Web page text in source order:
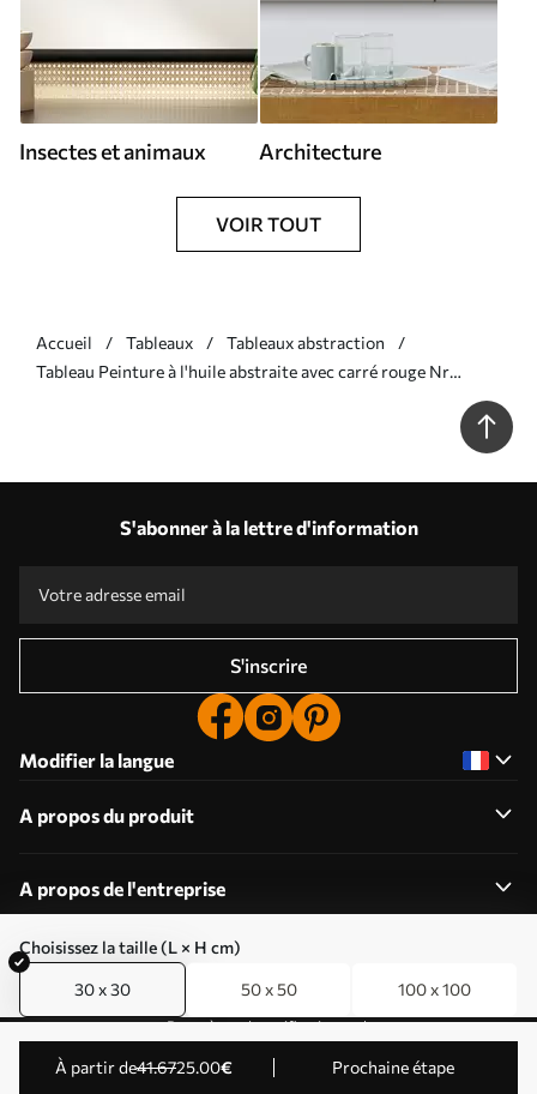
Choisissez la taille (L × H cm)
30 x 30 50 x 50 100 x 100
à partir de41.6725.00€ Prochaine étape
Insectes et animaux Architecture
VOIR TOUT
Accueil Tableaux
Tableaux abstraction
Tableau Peinture à l'huile abstraite avec carré rouge Nr
S'abonner à la lettre d'information
S'inscrire
Modifier la langue
A propos du produit
A propos de l'entreprise
Modifier les autorisations relatives aux cookies
Paramètres de notification push
© 2011-2026 Uwalls . Tous droits réservés. Exploité par